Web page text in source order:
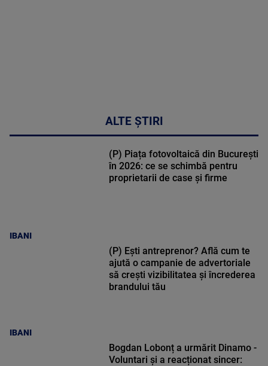
ALTE ȘTIRI
IBANI
(P) Piața fotovoltaică din București
în 2026: ce se schimbă pentru
proprietarii de case și firme
IBANI
(P) Ești antreprenor? Află cum te
ajută o campanie de advertoriale
să crești vizibilitatea și încrederea
brandului tău
Bogdan Lobonț a urmărit Dinamo -
Voluntari și a reacționat sincer: